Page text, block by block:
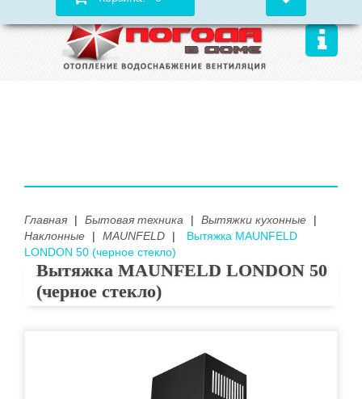
Главная | Бытовая техника | Вытяжки кухонные
|
Наклонные
| MAUNFELD |
Вытяжка MAUNFELD
LONDON 50 (черное стекло)
Вытяжка MAUNFELD LONDON 50
(черное стекло)